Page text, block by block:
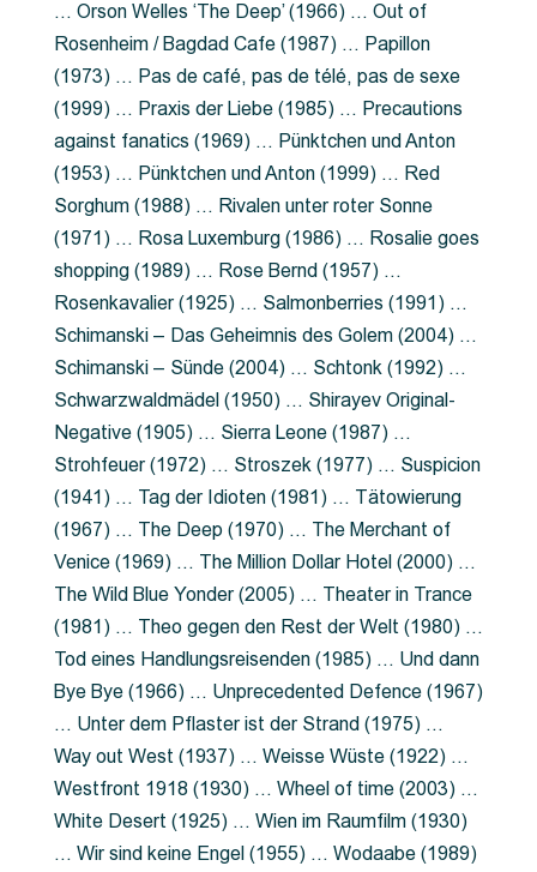
… Orson Welles ‘The Deep’ (1966) … Out of
Rosenheim / Bagdad Cafe (1987) … Papillon
(1973) … Pas de café, pas de télé, pas de sexe
(1999) … Praxis der Liebe (1985) … Precautions
against fanatics (1969) … Pünktchen und Anton
(1953) … Pünktchen und Anton (1999) … Red
Sorghum (1988) … Rivalen unter roter Sonne
(1971) … Rosa Luxemburg (1986) … Rosalie goes
shopping (1989) … Rose Bernd (1957) …
Rosenkavalier (1925) … Salmonberries (1991) …
Schimanski – Das Geheimnis des Golem (2004) …
Schimanski – Sünde (2004) … Schtonk (1992) …
Schwarzwaldmädel (1950) … Shirayev Original-
Negative (1905) … Sierra Leone (1987) …
Strohfeuer (1972) … Stroszek (1977) … Suspicion
(1941) … Tag der Idioten (1981) … Tätowierung
(1967) … The Deep (1970) … The Merchant of
Venice (1969) … The Million Dollar Hotel (2000) …
The Wild Blue Yonder (2005) … Theater in Trance
(1981) … Theo gegen den Rest der Welt (1980) …
Tod eines Handlungsreisenden (1985) … Und dann
Bye Bye (1966) … Unprecedented Defence (1967)
… Unter dem Pflaster ist der Strand (1975) …
Way out West (1937) … Weisse Wüste (1922) …
Westfront 1918 (1930) … Wheel of time (2003) …
White Desert (1925) … Wien im Raumfilm (1930)
… Wir sind keine Engel (1955) … Wodaabe (1989)